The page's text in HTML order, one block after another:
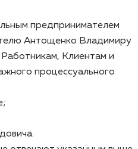
предпринимателем
Антощенко Владимиру
Клиентам и
процессуального